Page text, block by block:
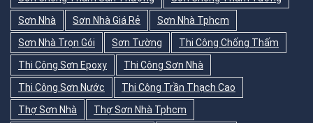
Sơn Nhà
Sơn Nhà Giá Rẻ
Sơn Nhà Tphcm
Sơn Nhà Trọn Gói
Sơn Tường
Thi Công Chống Thấm
Thi Công Sơn Epoxy
Thi Công Sơn Nhà
Thi Công Sơn Nước
Thi Công Trần Thạch Cao
Thợ Sơn Nhà
Thợ Sơn Nhà Tphcm